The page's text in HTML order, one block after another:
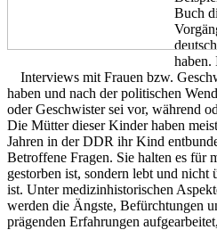
Buch
haben.
Interviews mit Frauen bzw.
haben und nach der politischen
oder Geschwister sei vor, während
Die Mütter dieser Kinder haben
Jahren in der DDR ihr Kind
Betroffene Fragen. Sie halten es für
gestorben ist, sondern lebt und
ist. Unter medizinhistorischen
werden die Ängste, Befürchtungen
prägenden Erfahrungen